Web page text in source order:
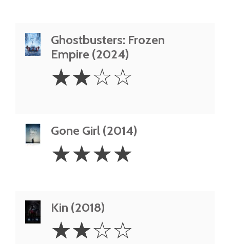
Ghostbusters: Frozen
Empire (2024)
Stars
☆☆☆☆
Gone Girl (2014)
Stars
☆☆☆☆
Kin (2018)
Stars
☆☆☆☆